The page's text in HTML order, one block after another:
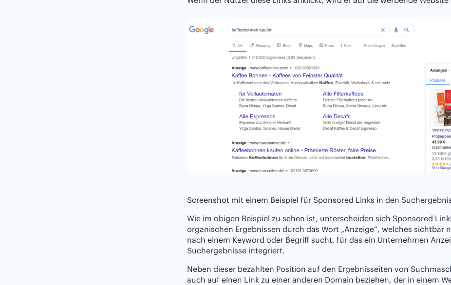
Screenshot mit einem Beispiel für Sponsored Links in den
Wie im obigen Beispiel zu sehen ist, unterscheiden sich Sponsored
organischen Ergebnissen durch das Wort „Anzeige“, welches sichtbar
nach einem Keyword oder Begriff sucht, für das ein Unternehmen
Suchergebnisse integriert.
Neben dieser bezahlten Position auf den Ergebnisseiten von
auch auf einen Link zu einer anderen Domain beziehen, der in einem